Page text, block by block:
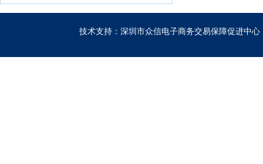
技术支持：深圳市众信电子商务交易保障促进中